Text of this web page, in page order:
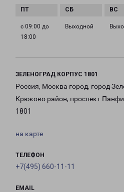
с 09:00 до
18:00
Выходной
ЗЕЛЕНОГРАД КОРПУС 1801
Россия, Москва город, город
Крюково район, проспект
1801
на карте
ТЕЛЕФОН
+7(495) 660-11-11
EMAIL